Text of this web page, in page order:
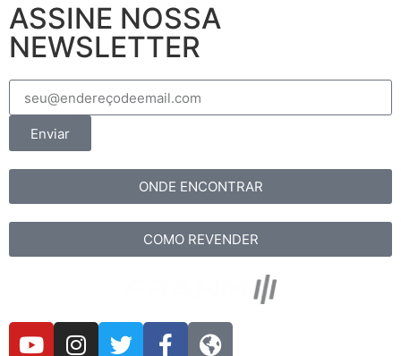
ASSINE NOSSA
NEWSLETTER
Enviar
ONDE ENCONTRAR
COMO REVENDER